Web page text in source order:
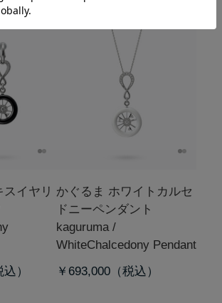
イヤリ かぐるま ホワイトカルセ
ドニーペンダント
kaguruma /
WhiteChalcedony Pendant
￥693,000